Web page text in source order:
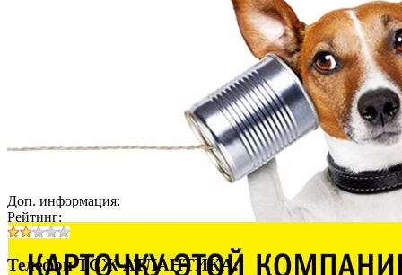
Доп. информация:
Рейтинг:
Телефон ТСЖ АТЛАНТИКА: